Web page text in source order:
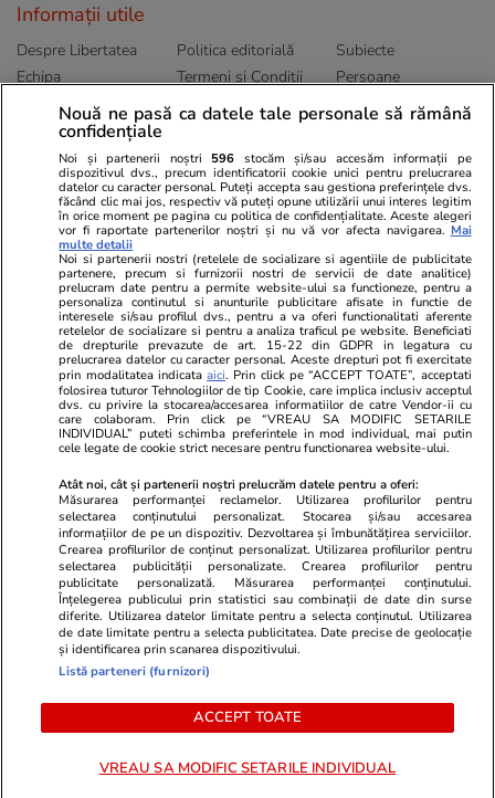
Informații utile
Despre Libertatea
Echipa
Publicitate
Politica de
Politica editorială
Termeni și Conditii
Abonamente
Subiecte
Persoane
Sitemap
Ringier România
Libertatea pentru
Unica.ro
Program TV
Avantaje
ELLE
Gazeta Sporturilor
Stiri mondene
Calculator sarcina
Ajută Copiii
Locuri de muncă
Imobiliare.ro
Jobradar24
Imoradar24
Colecții Libertatea
Pariază responsabil! Decizia ONJN nr. 821/25.09.2025.
Jocurile de noroc sunt interzise minorilor.
© 2026 Ringier Romania. Toate drepturile rezervate
Actualizare preferințe cookies
Nouă ne pasă ca datele tale personale să rămână
confidențiale
Noi și partenerii noștri 596 stocăm și/sau accesăm informații pe
dispozitivul dvs., precum identificatorii cookie unici pentru prelucrarea
datelor cu caracter personal. Puteți accepta sau gestiona preferințele dvs.
făcând clic mai jos, respectiv vă puteți opune utilizării unui interes legitim
în orice moment pe pagina cu politica de confidențialitate. Aceste alegeri
vor fi raportate partenerilor noștri și nu vă vor afecta navigarea. Mai
multe detalii
Noi si partenerii nostri (retelele de socializare si agentiile de publicitate
partenere, precum si furnizorii nostri de servicii de date analitice)
prelucram date pentru a permite website-ului sa functioneze, pentru a
personaliza continutul si anunturile publicitare afisate in functie de
interesele si/sau profilul dvs., pentru a va oferi functionalitati aferente
retelelor de socializare si pentru a analiza traficul pe website. Beneficiati
de drepturile prevazute de art. 15-22 din GDPR in legatura cu
prelucrarea datelor cu caracter personal. Aceste drepturi pot fi exercitate
prin modalitatea indicataaici. Prin click pe “ACCEPT TOATE”, acceptati
folosirea tuturor Tehnologiilor de tip Cookie, care implica inclusiv acceptul
dvs. cu privire la stocarea/accesarea informatiilor de catre Vendor-ii cu
care colaboram. Prin click pe “VREAU SA MODIFIC SETARILE
INDIVIDUAL” puteti schimba preferintele in mod individual, mai putin
cele legate de cookie strict necesare pentru functionarea website-ului.
Atât noi, cât și partenerii noștri prelucrăm datele pentru a oferi:
Măsurarea performanței reclamelor. Utilizarea profilurilor pentru
selectarea conținutului personalizat. Stocarea și/sau accesarea
informațiilor de pe un dispozitiv. Dezvoltarea și îmbunătățirea serviciilor.
Crearea profilurilor de conținut personalizat. Utilizarea profilurilor pentru
selectarea publicității personalizate. Crearea profilurilor pentru
publicitate personalizată. Măsurarea performanței conținutului.
Înțelegerea publicului prin statistici sau combinații de date din surse
diferite. Utilizarea datelor limitate pentru a selecta conținutul. Utilizarea
de date limitate pentru a selecta publicitatea. Date precise de geolocație
și identificarea prin scanarea dispozitivului.
Listă parteneri (furnizori)
ACCEPT TOATE
VREAU SA MODIFIC SETARILE INDIVIDUAL